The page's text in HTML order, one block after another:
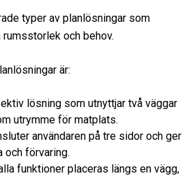
typer av planlösningar som
och behov.
är:
lösning som utnyttjar två väggar
utrymme för matplats.
användaren på tre sidor och ger
och förvaring.
funktioner placeras längs en vägg,